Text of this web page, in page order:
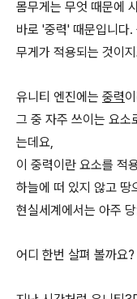
몸무게는 무엇 때문에
바로 '중력' 때문입니다
무게가 적용되는 것이
유니티 엔진에는 중력
그 중 자주 쓰이는 요소
는데요,
이 중력이란 요소를 적
하늘에 떠 있지 않고 땅
현실세계에서는 아주
어디 한번 살펴 볼까요